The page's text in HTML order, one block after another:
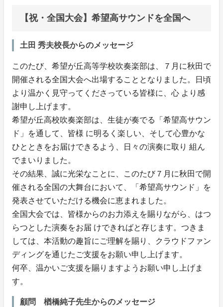
【祝・全国大会】希望高サウンドを全国へ
土田 秀夫校長からのメッセージ
このたび、希望が丘高等学校吹奏楽部は、７月に秋田で
開催される全国大会へ出場することとなりました。日頃
より温かく見守ってくださっている皆様に、心 より感
謝申し上げます。
希望が丘高校吹奏楽部は、生徒が奏でる「希望高サウン
ド」を通して、皆様 に明るく楽しい、そして心豊かな
ひとときをお届けできるよう、日々の演奏に取り 組ん
でまいりました。
その結果、誠に光栄なことに、このたび７月に秋田で開
催される全国の大舞台において、「希望高サウンド」を
発表させていただける機会に恵まれました。
全国大会では、皆様からのお力添えを賜りながら、はつ
らつとした演奏をお届 けできればと存じます。つきま
しては、本活動の趣旨にご理解を賜り、クラウドファン
ディングを通じたご支援をお願い申し上げます。
何卒、温かいご支援を賜りますようお願い申し上げま
す。
顧問 楢橋純子先生からのメッセージ